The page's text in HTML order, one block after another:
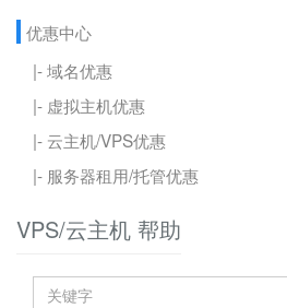
优惠中心
|- 域名优惠
|- 虚拟主机优惠
|- 云主机/VPS优惠
|- 服务器租用/托管优惠
VPS/云主机 帮助